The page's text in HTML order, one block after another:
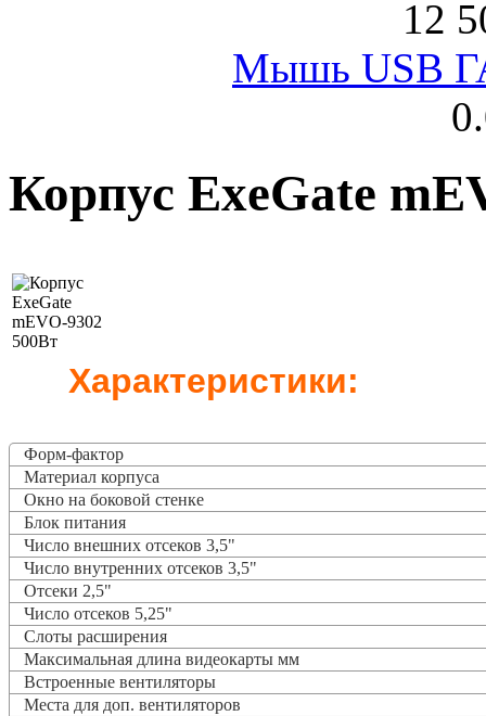
12
Мышь USB
Корпус ExeGate
Характеристики:
Форм-фактор
Материал корпуса
Окно на боковой стенке
Блок питания
Число внешних отсеков 3,5"
Число внутренних отсеков 3,5"
Отсеки 2,5"
Число отсеков 5,25"
Слоты расширения
Максимальная длина видеокарты мм
Встроенные вентиляторы
Места для доп. вентиляторов